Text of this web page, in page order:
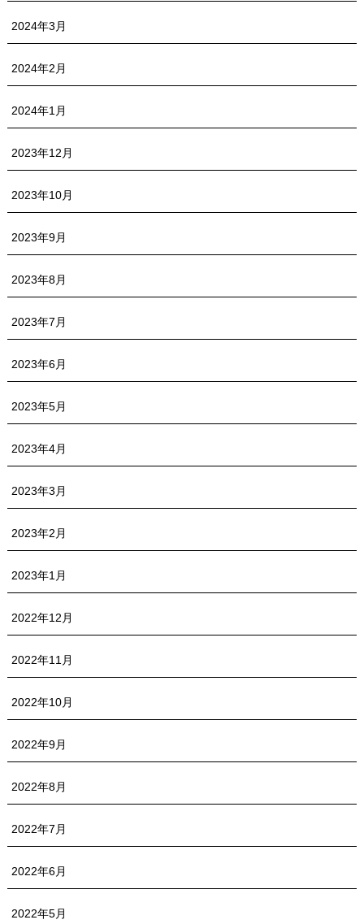
2024年3月
2024年2月
2024年1月
2023年12月
2023年10月
2023年9月
2023年8月
2023年7月
2023年6月
2023年5月
2023年4月
2023年3月
2023年2月
2023年1月
2022年12月
2022年11月
2022年10月
2022年9月
2022年8月
2022年7月
2022年6月
2022年5月